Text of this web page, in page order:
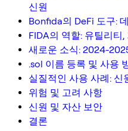
신원
Bonfida의 DeFi 도구:
FIDA의 역할: 유틸리티
새로운 소식: 2024-
.sol 이름 등록 및 사용
실질적인 사용 사례: 신
위험 및 고려 사항
신원 및 자산 보안
결론